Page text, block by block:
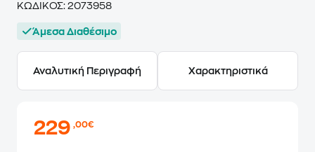
ΚΩΔΙΚΟΣ: 2073958
Άμεσα Διαθέσιμο
Αναλυτική Περιγραφή Χαρακτηριστικά
229,00€